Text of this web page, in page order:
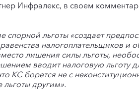
Инфралекс, в своем
спорной льготы «создает
налогоплательщиков
лишения силы льготы,
вводит налоговую льготу
КС борется не с
другим».